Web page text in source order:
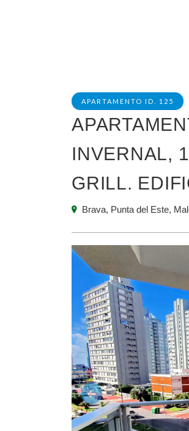
APARTAMENTO ID. 125
INVERNAL,
GRILL.
Brava, Punta del Este,
Anterior